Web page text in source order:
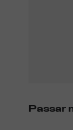
Passar